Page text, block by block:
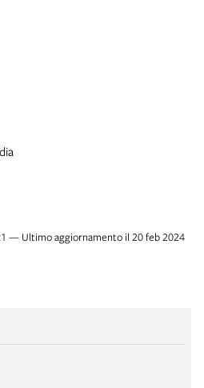
— Ultimo aggiornamento il 20 feb 2024